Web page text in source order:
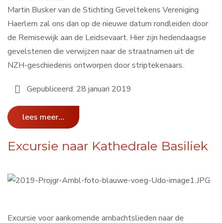
Martin Busker van de Stichting Geveltekens Vereniging
Haerlem zal ons dan op de nieuwe datum rondleiden door
de Remisewijk aan de Leidsevaart. Hier zijn hedendaagse
gevelstenen die verwijzen naar de straatnamen uit de
NZH-geschiedenis ontworpen door striptekenaars.
Gepubliceerd: 28 januari 2019
lees meer...
Excursie naar Kathedrale Basiliek
Excursie voor aankomende ambachtslieden naar de